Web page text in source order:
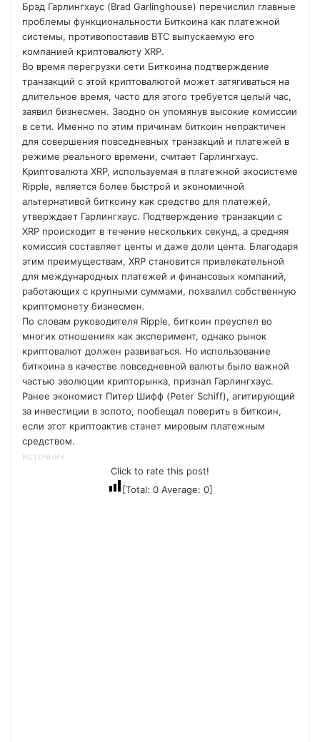
Брэд Гарлингхаус (Brad Garlinghouse) перечислил главные
проблемы функциональности Биткоина как платежной
системы, противопоставив BTC выпускаемую его
компанией криптовалюту XRP.
Во время перегрузки сети Биткоина подтверждение
транзакций с этой криптовалютой может затягиваться на
длительное время, часто для этого требуется целый час,
заявил бизнесмен. Заодно он упомянув высокие комиссии
в сети. Именно по этим причинам биткоин непрактичен
для совершения повседневных транзакций и платежей в
режиме реального времени, считает Гарлингхаус.
Криптовалюта XRP, используемая в платежной экосистеме
Ripple, является более быстрой и экономичной
альтернативой биткоину как средство для платежей,
утверждает Гарлингхаус. Подтверждение транзакции с
XRP происходит в течение нескольких секунд, а средняя
комиссия составляет центы и даже доли цента. Благодаря
этим преимуществам, XRP становится привлекательной
для международных платежей и финансовых компаний,
работающих с крупными суммами, похвалил собственную
криптомонету бизнесмен.
По словам руководителя Ripple, биткоин преуспел во
многих отношениях как эксперимент, однако рынок
криптовалют должен развиваться. Но использование
биткоина в качестве повседневной валюты было важной
частью эволюции крипторынка, признал Гарлингхаус.
Ранее экономист Питер Шифф (Peter Schiff), агитирующий
за инвестиции в золото, пообещал поверить в биткоин,
если этот криптоактив станет мировым платежным
средством.
источник
Click to rate this post!
[Total: 0Average: 0]